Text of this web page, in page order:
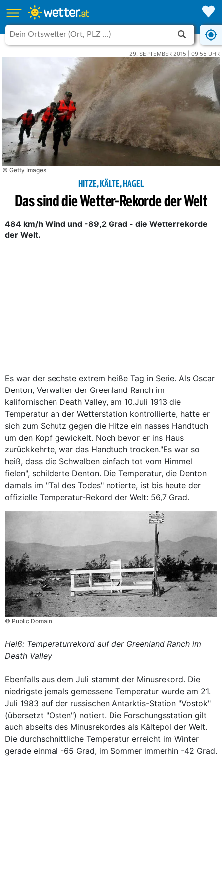
29. SEPTEMBER 2015 | 09:55 UHR
© Getty Images
HITZE, KÄLTE, HAGEL
Das sind die Wetter-Rekorde der Welt
484 km/h Wind und -89,2 Grad - die Wetterrekorde
der Welt.
Es war der sechste extrem heiße Tag in Serie. Als Oscar
Denton, Verwalter der Greenland Ranch im
kalifornischen Death Valley, am 10.Juli 1913 die
Temperatur an der Wetterstation kontrollierte, hatte er
sich zum Schutz gegen die Hitze ein nasses Handtuch
um den Kopf gewickelt. Noch bevor er ins Haus
zurückkehrte, war das Handtuch trocken."Es war so
heiß, dass die Schwalben einfach tot vom Himmel
fielen", schilderte Denton. Die Temperatur, die Denton
damals im "Tal des Todes" notierte, ist bis heute der
offizielle Temperatur-Rekord der Welt: 56,7 Grad.
© Public Domain
Heiß: Temperaturrekord auf der Greenland Ranch im
Death Valley
Ebenfalls aus dem Juli stammt der Minusrekord. Die
niedrigste jemals gemessene Temperatur wurde am 21.
Juli 1983 auf der russischen Antarktis-Station "Vostok"
(übersetzt "Osten") notiert. Die Forschungsstation gilt
auch abseits des Minusrekordes als Kältepol der Welt.
Die durchschnittliche Temperatur erreicht im Winter
gerade einmal -65 Grad, im Sommer immerhin -42 Grad.